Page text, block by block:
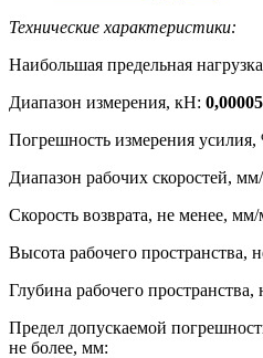
Технические характеристики:
Наибольшая предельная
Диапазон измерения, кН:
Погрешность измерения усилия,
Диапазон рабочих скоростей,
Скорость возврата, не менее,
Высота рабочего пространства,
Глубина рабочего
Предел допускаемой
не более, мм: